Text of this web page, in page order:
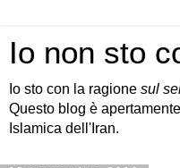
Io non sto
Io sto con la ragione sul
Questo blog è
Islamica dell'Iran.